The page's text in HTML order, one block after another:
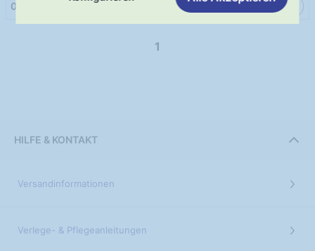
0,00 € 0,00 € / Stk.
1
HILFE & KONTAKT
Versandinformationen
Verlege- & Pflegeanleitungen